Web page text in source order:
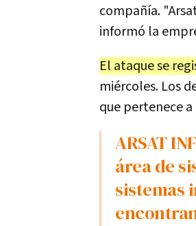
compañía.
informó la
El ataque se
miércoles. Los
que pertenece
ARSAT INFORMA:En el día de hoy sufrimos una caída en el
área de
sistemas